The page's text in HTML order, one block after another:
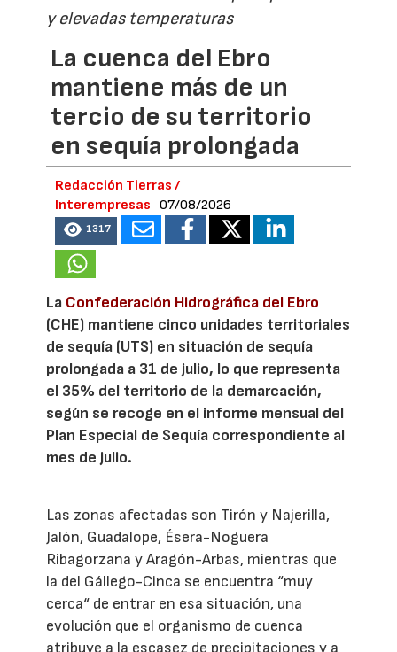
y elevadas temperaturas
La cuenca del Ebro
mantiene más de un
tercio de su territorio
en sequía prolongada
Redacción Tierras /
Interempresas
07/08/2026
1317
La Confederación Hidrográfica del Ebro
(CHE) mantiene cinco unidades territoriales
de sequía (UTS) en situación de sequía
prolongada a 31 de julio, lo que representa
el 35% del territorio de la demarcación,
según se recoge en el informe mensual del
Plan Especial de Sequía correspondiente al
mes de julio.
Las zonas afectadas son Tirón y Najerilla,
Jalón, Guadalope, Ésera-Noguera
Ribagorzana y Aragón-Arbas, mientras que
la del Gállego-Cinca se encuentra “muy
cerca“ de entrar en esa situación, una
evolución que el organismo de cuenca
atribuye a la escasez de precipitaciones y a